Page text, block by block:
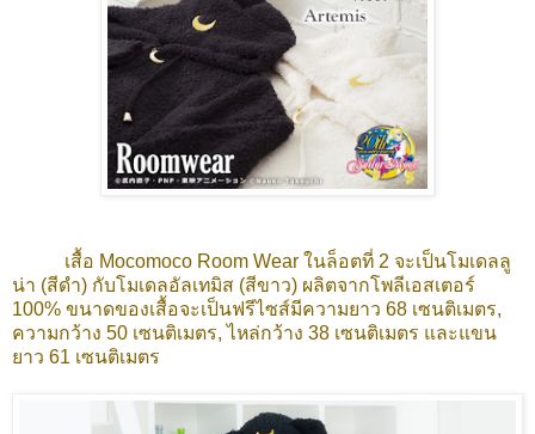
เสื้อ Mocomoco Room Wear ในล็อตที่ 2 จะเป็นโมเดลลู
น่า (สีดำ) กับโมเดลอัลเทมิส (สีขาว) ผลิตจากโพลีเอสเตอร์
100% ขนาดของเสื้อจะเป็นฟรีไซส์มีความยาว 68 เซนติเมตร,
ความกว้าง 50 เซนติเมตร, ไหล่กว้าง 38 เซนติเมตร และแขน
ยาว 61 เซนติเมตร